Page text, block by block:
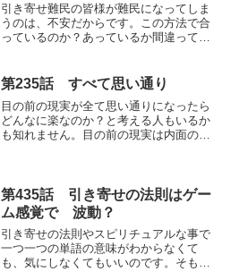
引き寄せ難民の皆様が難民になってしま
うのは、不安だからです。この方法で合
っているのか？あっているか間違ってい
第235話 すべて思い通り
目の前の現実が全て思い通りになったら
どんなに楽なのか？と考える人もいるか
も知れません。目の前の現実は内面の投
第435話 引き寄せの法則はゲー
ム感覚で 波動？
引き寄せの法則やスピリチュアルな事で
一つ一つの単語の意味がわからなくて
も、気にしなくてもいいのです。そもそ